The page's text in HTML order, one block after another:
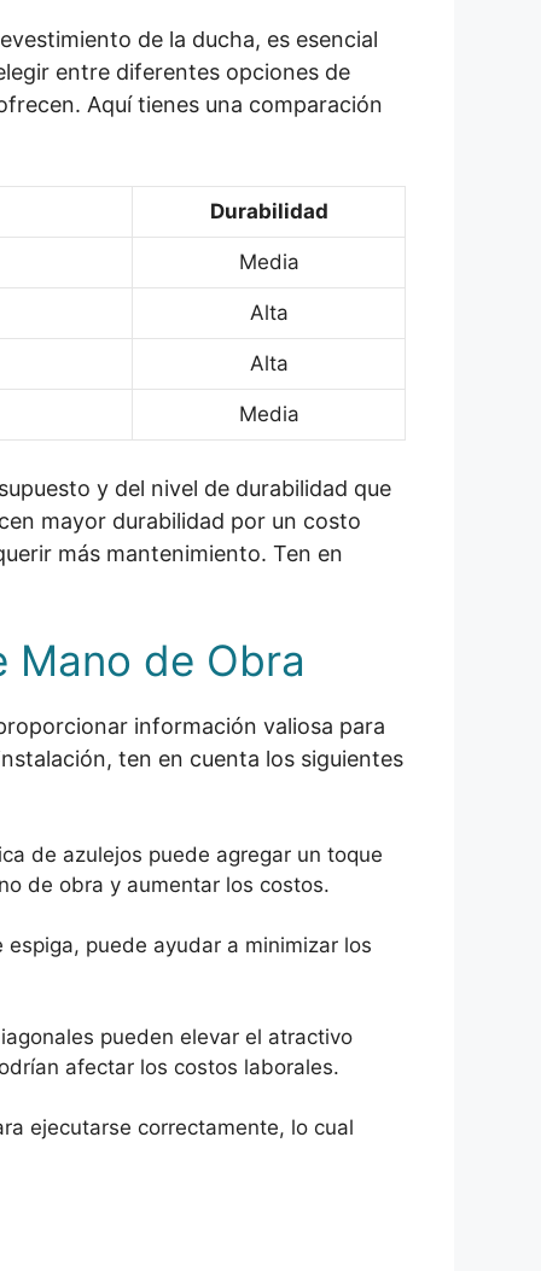
de la ducha, es esencial
entre diferentes opciones de
Aquí tienes una comparación
Durabilidad
Media
Alta
Alta
Media
y del nivel de durabilidad que
mayor durabilidad por un costo
más mantenimiento. Ten en
Mano de Obra
información valiosa para
ten en cuenta los siguientes
de azulejos puede agregar un toque
de obra y aumentar los costos.
puede ayudar a minimizar los
pueden elevar el atractivo
afectar los costos laborales.
ejecutarse correctamente, lo cual